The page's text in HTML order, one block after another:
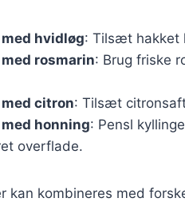
hvidløg: Tilsæt hakket
rosmarin: Brug friske
citron: Tilsæt
honning: Pensl
overflade.
kan kombineres med